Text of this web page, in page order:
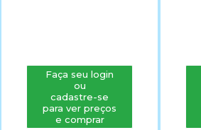
Faça seu login
ou
cadastre-se
para ver preços
e comprar